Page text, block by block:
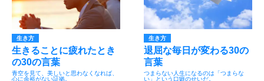
生き方
生きることに疲れたとき
の30の言葉
青空を見て、美しいと思わなくなれば、
心に余裕がない証拠。
生き方
退屈な毎日が変わる30の
言葉
つまらない人生になるのは「つまらな
い」という口癖のせいだ。